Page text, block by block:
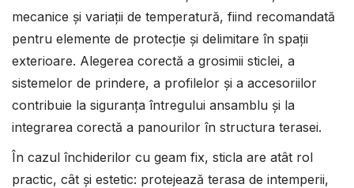
mecanice și variații de temperatură, fiind recomandată
pentru elemente de protecție și delimitare în spații
exterioare. Alegerea corectă a grosimii sticlei, a
sistemelor de prindere, a profilelor și a accesoriilor
contribuie la siguranța întregului ansamblu și la
integrarea corectă a panourilor în structura terasei.
În cazul închiderilor cu geam fix, sticla are atât rol
practic, cât și estetic: protejează terasa de intemperii,